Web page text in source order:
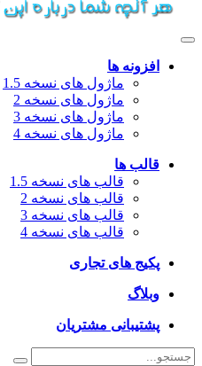
افزونه ها
ماژول های نسخه 1.5
ماژول های نسخه 2
ماژول های نسخه 3
ماژول های نسخه 4
قالب ها
قالب های نسخه 1.5
قالب های نسخه 2
قالب های نسخه 3
قالب های نسخه 4
پکیج های تجاری
وبلاگ
پشتیبانی مشتریان